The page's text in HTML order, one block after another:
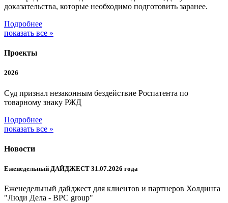
доказательства, которые необходимо подготовить заранее.
Подробнее
показать все »
Проекты
2026
Суд признал незаконным бездействие Роспатента по
товарному знаку РЖД
Подробнее
показать все »
Новости
Еженедельный ДАЙДЖЕСТ 31.07.2026 года
Еженедельный дайджест для клиентов и партнеров Холдинга
"Люди Дела - BPC group"